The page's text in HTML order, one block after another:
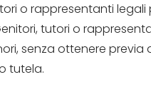
o rappresentanti
tutori o
senza ottenere previa
tutela.